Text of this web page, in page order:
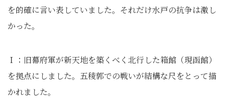
を的確に言い表していました。それだけ水戸の抗争は激し
かった。
Ｉ：旧幕府軍が新天地を築くべく北行した箱館（現函館）
を拠点にしました。五稜郭での戦いが結構な尺をとって描
かれました。